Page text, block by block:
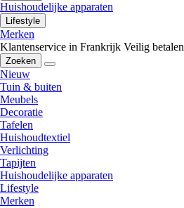
Huishoudelijke apparaten
Lifestyle
Merken
Klantenservice in Frankrijk Veilig betalen
Zoeken
Nieuw
Tuin & buiten
Meubels
Decoratie
Tafelen
Huishoudtextiel
Verlichting
Tapijten
Huishoudelijke apparaten
Lifestyle
Merken